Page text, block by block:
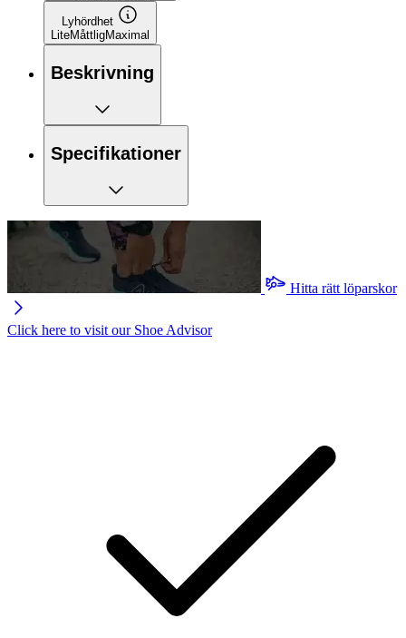
Lyhördhet
LiteMåttligMaximal
Beskrivning
Specifikationer
Hitta rätt löparskor
Click here to visit our Shoe Advisor